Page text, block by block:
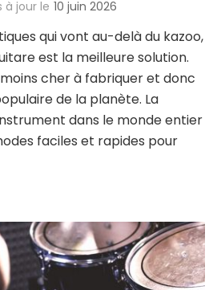
à jour le 10 juin 2026
qui vont au-delà du kazoo,
est la meilleure solution.
cher à fabriquer et donc
de la planète. La
dans le monde entier
faciles et rapides pour